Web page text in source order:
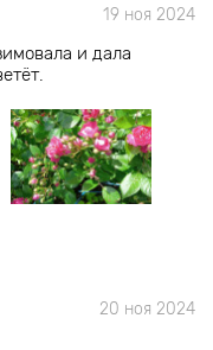
19 ноя 2024
и дала
20 ноя 2024